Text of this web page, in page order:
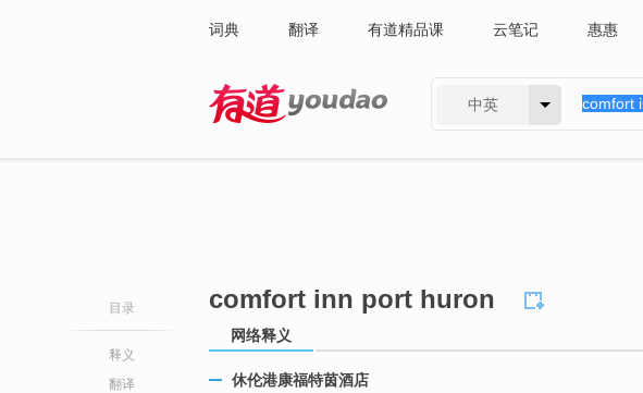
词典 翻译 有道精品课 云笔记 惠惠
中英
目录
释义
翻译
comfort inn port huron
网络释义
休伦港康福特茵酒店